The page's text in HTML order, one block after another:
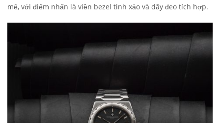
mẽ, với điểm nhấn là viền bezel tinh xảo và dây đeo tích hợp.